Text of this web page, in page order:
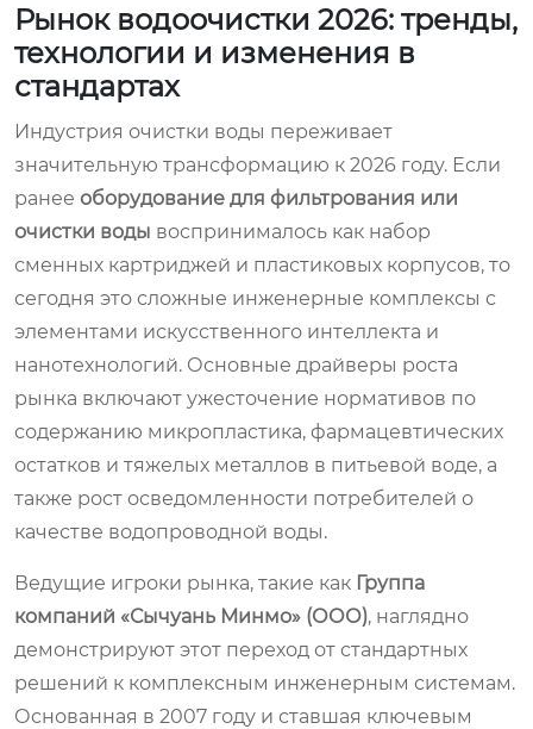
Рынок водоочистки 2026: тренды,
технологии и изменения в
стандартах
Индустрия очистки воды переживает
значительную трансформацию к 2026 году. Если
ранее оборудование для фильтрования или
очистки воды воспринималось как набор
сменных картриджей и пластиковых корпусов, то
сегодня это сложные инженерные комплексы с
элементами искусственного интеллекта и
нанотехнологий. Основные драйверы роста
рынка включают ужесточение нормативов по
содержанию микропластика, фармацевтических
остатков и тяжелых металлов в питьевой воде, а
также рост осведомленности потребителей о
качестве водопроводной воды.
Ведущие игроки рынка, такие как Группа
компаний «Сычуань Минмо» (ООО), наглядно
демонстрируют этот переход от стандартных
решений к комплексным инженерным системам.
Основанная в 2007 году и ставшая ключевым